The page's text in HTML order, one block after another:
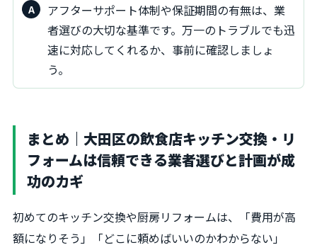
アフターサポート体制や保証期間の有無は、業
者選びの大切な基準です。万一のトラブルでも迅
速に対応してくれるか、事前に確認しましょ
う。
まとめ｜大田区の飲食店キッチン交換・リ
フォームは信頼できる業者選びと計画が成
功のカギ
初めてのキッチン交換や厨房リフォームは、「費用が高
額になりそう」「どこに頼めばいいのかわからない」